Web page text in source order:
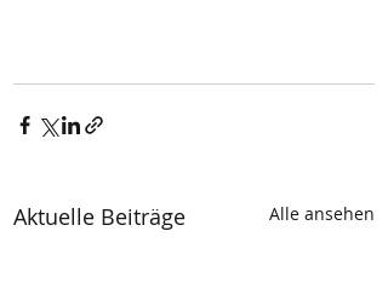
Aktuelle Beiträge Alle ansehen